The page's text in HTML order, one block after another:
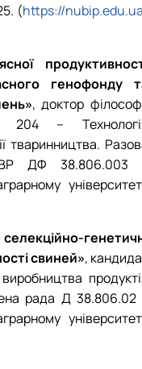
(https://
генофонду
, доктор
204 –
тваринництва.
ДФ 38.806.003
свиней»,
рада Д 38.806.02